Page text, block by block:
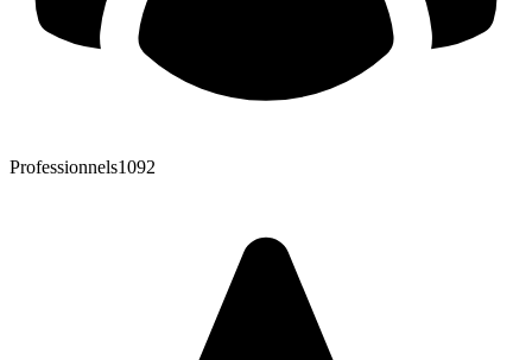
Professionnels1092